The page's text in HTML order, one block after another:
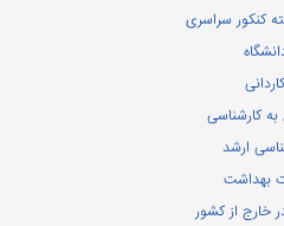
کنکور سراسری
کاردانی
به کارشناسی
ارشد
بهداشت
خارج از کشور